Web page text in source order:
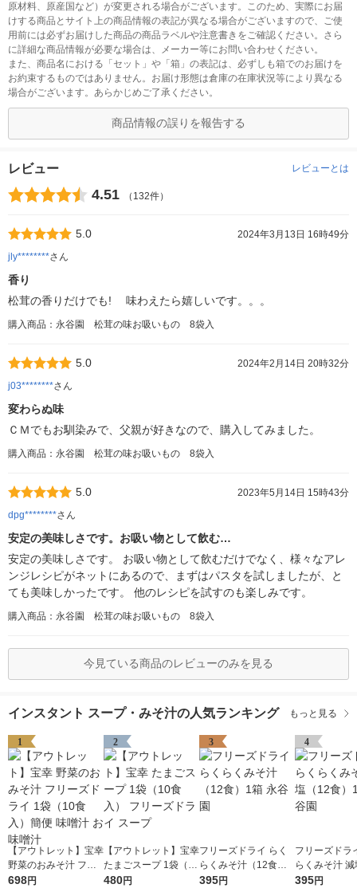
原材料、原産国など）が変更される場合がございます。このため、実際にお届
けする商品とサイト上の商品情報の表記が異なる場合がございますので、ご使
用前には必ずお届けした商品の商品ラベルや注意書きをご確認ください。さら
に詳細な商品情報が必要な場合は、メーカー等にお問い合わせください。
また、商品名における「セット」や「箱」の表記は、必ずしも箱でのお届けを
お約束するものではありません。お届け形態は倉庫の在庫状況等により異なる
場合がございます。あらかじめご了承ください。
商品情報の誤りを報告する
レビュー レビューとは
4.51 （132件）
5.0
2024年3月13日 16時49分
jly********さん
香り
松茸の香りだけでも! 味わえたら嬉しいです。。。
購入商品：永谷園 松茸の味お吸いもの 8袋入
5.0
2024年2月14日 20時32分
j03********さん
変わらぬ味
ＣＭでもお馴染みで、父親が好きなので、購入してみました。
購入商品：永谷園 松茸の味お吸いもの 8袋入
5.0
2023年5月14日 15時43分
dpg********さん
安定の美味しさです。お吸い物として飲む…
安定の美味しさです。 お吸い物として飲むだけでなく、様々なアレ
ンジレシピがネットにあるので、まずはパスタを試しましたが、と
ても美味しかったです。 他のレシピを試すのも楽しみです。
購入商品：永谷園 松茸の味お吸いもの 8袋入
今見ている商品のレビューのみを見る
インスタント スープ・みそ汁の人気ランキング もっと見る
1
【アウトレット】宝幸
野菜のおみそ汁 フリ
ーズドライ 1袋（10食
698円
2
【アウトレット】宝幸
たまごスープ 1袋（10
食入） フリーズドラ
480円
3
フリーズドライ らく
らくみそ汁（12食）1
箱 永谷園
395円
4
フリーズドラ
らくみそ汁
食）1箱 永谷
395円